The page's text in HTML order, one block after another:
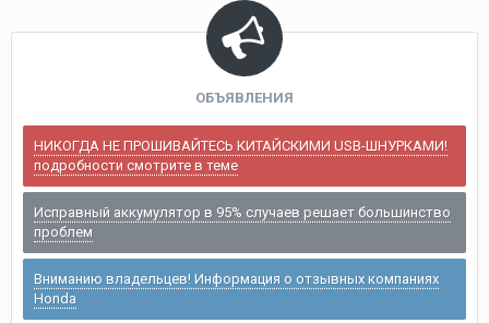
ОБЪЯВЛЕНИЯ
НИКОГДА НЕ ПРОШИВАЙТЕСЬ КИТАЙСКИМИ USB-ШНУРКАМИ!
подробности смотрите в теме
Исправный аккумулятор в 95% случаев решает большинство
проблем
Вниманию владельцев! Информация о отзывных компаниях
Honda